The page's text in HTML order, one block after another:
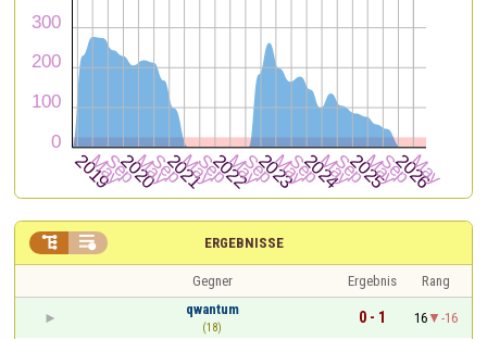
ERGEBNISSE
 
Gegner Ergebnis
Rang
qwantum
(18)
0 - 1 16
-16